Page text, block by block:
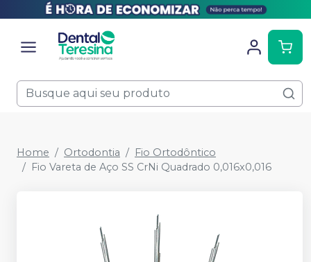
Home Ortodontia
Fio Ortodôntico
Fio Vareta de Aço SS CrNi Quadrado 0,016x0,016